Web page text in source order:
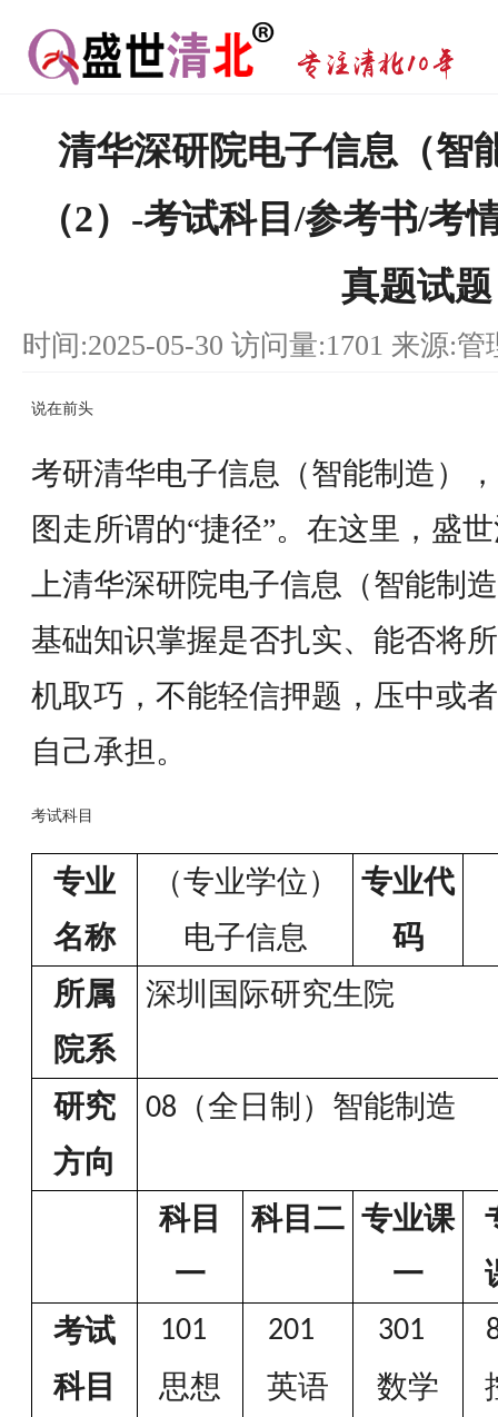
清华深研院电子信息（智
（2）-考试科目/参考书/考
真题试题
时间:2025-05-30 访问量:1701 来源:管
说在前头
考研清华电子信息（智能制造）
图走所谓的“捷径”。在这里，盛
上清华深研院电子信息（智能制
基础知识掌握是否扎实、能否将
机取巧，不能轻信押题，压中或
自己承担。
考试科目
专业
名称
（专业学位）
电子信息
专业代
码
所属
院系
深圳国际研究生院
研究
方向
08 （全日制）智能制造
科目
一
科目二 专业课
一
考试
科目
101
思想
201
英语
301
数学